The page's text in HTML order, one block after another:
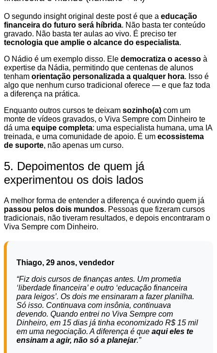
O segundo insight original deste post é que a educação
financeira do futuro será híbrida. Não basta ter conteúdo
gravado. Não basta ter aulas ao vivo. É preciso ter
tecnologia que amplie o alcance do especialista.
O Nádio é um exemplo disso. Ele democratiza o acesso à
expertise da Nádia, permitindo que centenas de alunos
tenham orientação personalizada a qualquer hora. Isso é
algo que nenhum curso tradicional oferece — e que faz toda
a diferença na prática.
Enquanto outros cursos te deixam sozinho(a) com um
monte de vídeos gravados, o Viva Sempre com Dinheiro te
dá uma equipe completa: uma especialista humana, uma IA
treinada, e uma comunidade de apoio. É um ecossistema
de suporte, não apenas um curso.
5. Depoimentos de quem já
experimentou os dois lados
A melhor forma de entender a diferença é ouvindo quem já
passou pelos dois mundos. Pessoas que fizeram cursos
tradicionais, não tiveram resultados, e depois encontraram o
Viva Sempre com Dinheiro.
Thiago, 29 anos, vendedor
“Fiz dois cursos de finanças antes. Um prometia
‘liberdade financeira’ e outro ‘educação financeira
para leigos’. Os dois me ensinaram a fazer planilha.
Só isso. Continuava com insônia, continuava
devendo. Quando entrei no Viva Sempre com
Dinheiro, em 15 dias já tinha economizado R$ 15 mil
em uma negociação. A diferença é que aqui eles te
ensinam a agir, não só a planejar.”